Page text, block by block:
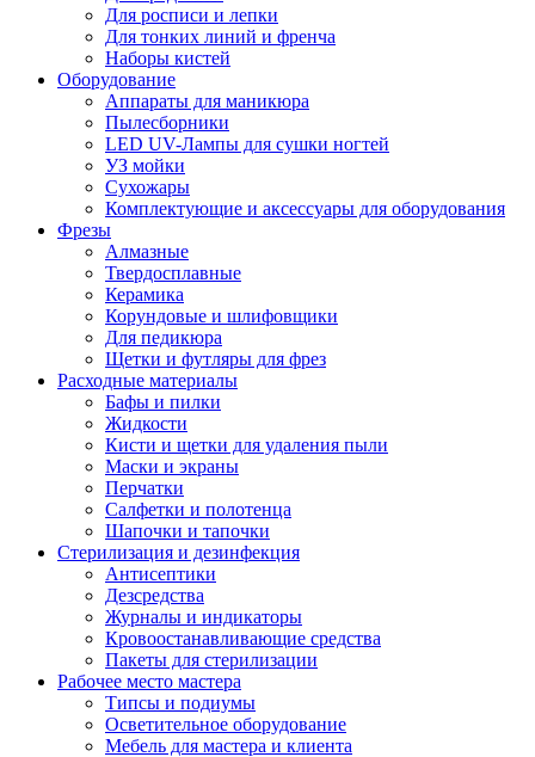
Для росписи и лепки
Для тонких линий и френча
Наборы кистей
Оборудование
Аппараты для маникюра
Пылесборники
LED UV-Лампы для сушки ногтей
УЗ мойки
Сухожары
Комплектующие и аксессуары для оборудования
Фрезы
Алмазные
Твердосплавные
Керамика
Корундовые и шлифовщики
Для педикюра
Щетки и футляры для фрез
Расходные материалы
Бафы и пилки
Жидкости
Кисти и щетки для удаления пыли
Маски и экраны
Перчатки
Салфетки и полотенца
Шапочки и тапочки
Стерилизация и дезинфекция
Антисептики
Дезсредства
Журналы и индикаторы
Кровоостанавливающие средства
Пакеты для стерилизации
Рабочее место мастера
Типсы и подиумы
Осветительное оборудование
Мебель для мастера и клиента